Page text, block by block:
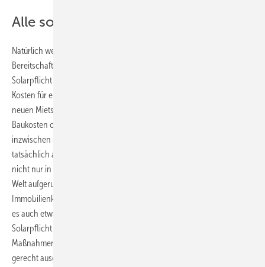
Alle sollten solche Vorgaben machen
Natürlich werden jetzt die ewigen Pessimisten vorbringen, dass die
Bereitschaft in neuen Wohnraum zu investieren sinkt, wenn eine
Solarpflicht eingeführt wird. Das mag auch sein, auch wenn die
Kosten für eine Solaranlage auf dem Dach oder an der Fassade eines
neuen Miets- oder Gewerbebaus in Berlin in den allgemeinen
Baukosten ohnehin untergehen, so preiswert wie die Photovoltaik
inzwischen geworden ist. Doch allein das Wort „Pflicht“, könnte
tatsächlich abschreckend wirken. Deshalb sind die anderen Städte
nicht nur in Deutschland, sondern in ganz Europa und auf der ganzen
Welt aufgerufen, solche Vorgaben zu machen. Denn dann hat das
Immobilienkapital keine Ausweichmöglichkeiten mehr. Und dann wird
es auch etwas mit der Energiewende in den urbanen Zentren. Eine
Solarpflicht ist – trotz aller Skepsis gegenüber ordnungspolitischen
Maßnahmen – offensichtlich dringend notwendig und muss sozial
gerecht ausgestaltet werden.